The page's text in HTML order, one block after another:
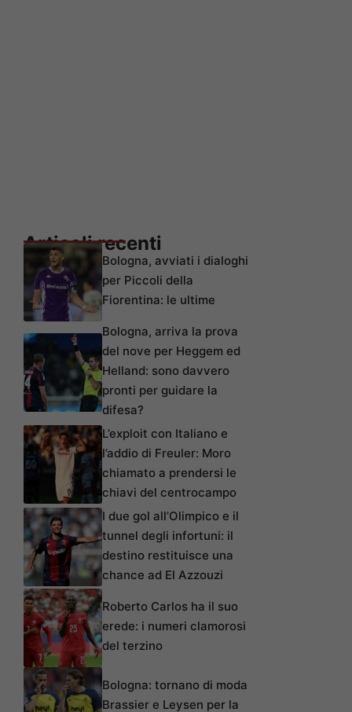
Articoli recenti
Bologna, avviati i dialoghi
per Piccoli della
Fiorentina: le ultime
Bologna, arriva la prova
del nove per Heggem ed
Helland: sono davvero
pronti per guidare la
difesa?
L’exploit con Italiano e
l’addio di Freuler: Moro
chiamato a prendersi le
chiavi del centrocampo
I due gol all’Olimpico e il
tunnel degli infortuni: il
destino restituisce una
chance ad El Azzouzi
Roberto Carlos ha il suo
erede: i numeri clamorosi
del terzino
Bologna: tornano di moda
Brassier e Leysen per la